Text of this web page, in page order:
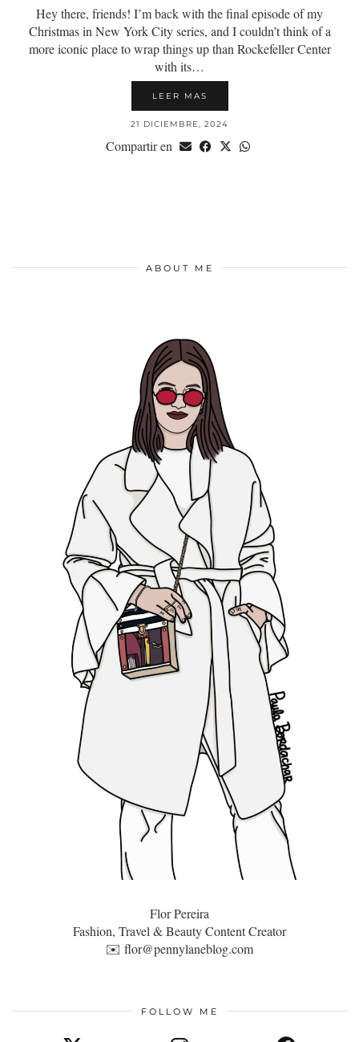
Hey there, friends! I’m back with the final episode of my
Christmas in New York City series, and I couldn’t think of a
more iconic place to wrap things up than Rockefeller Center
with its…
LEER MAS
21 DICIEMBRE, 2024
Compartir en
ABOUT ME
Flor Pereira
Fashion, Travel & Beauty Content Creator
✉️ flor@pennylaneblog.com
FOLLOW ME